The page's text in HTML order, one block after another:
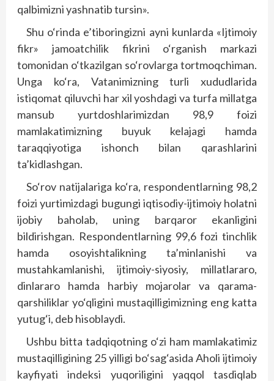
qalbimizni yashnatib tursin».
Shu o‘rinda e’tiboringizni ayni kunlarda «Ijtimoiy
fikr» jamoatchilik fikrini o‘rganish markazi
tomonidan o‘tkazilgan so‘rovlarga tortmoqchiman.
Unga ko‘ra, Vatanimizning turli xududlarida
istiqomat qiluvchi har xil yoshdagi va turfa millatga
mansub yurtdoshlarimizdan 98,9 foizi
mamlakatimizning buyuk kelajagi hamda
taraqqiyotiga ishonch bilan qarashlarini
ta’kidlashgan.
So‘rov natijalariga ko‘ra, respondentlarning 98,2
foizi yurtimizdagi bugungi iqtisodiy-ijtimoiy holatni
ijobiy baholab, uning barqaror ekanligini
bildirishgan. Respondentlarning 99,6 fozi tinchlik
hamda osoyishtalikning ta’minlanishi va
mustahkamlanishi, ijtimoiy-siyosiy, millatlararo,
dinlararo hamda harbiy mojarolar va qarama-
qarshiliklar yo‘qligini mustaqilligimizning eng katta
yutug‘i, deb hisoblaydi.
Ushbu bitta tadqiqotning o‘zi ham mamlakatimiz
mustaqilligining 25 yilligi bo‘sag‘asida Aholi ijtimoiy
kayfiyati indeksi yuqoriligini yaqqol tasdiqlab